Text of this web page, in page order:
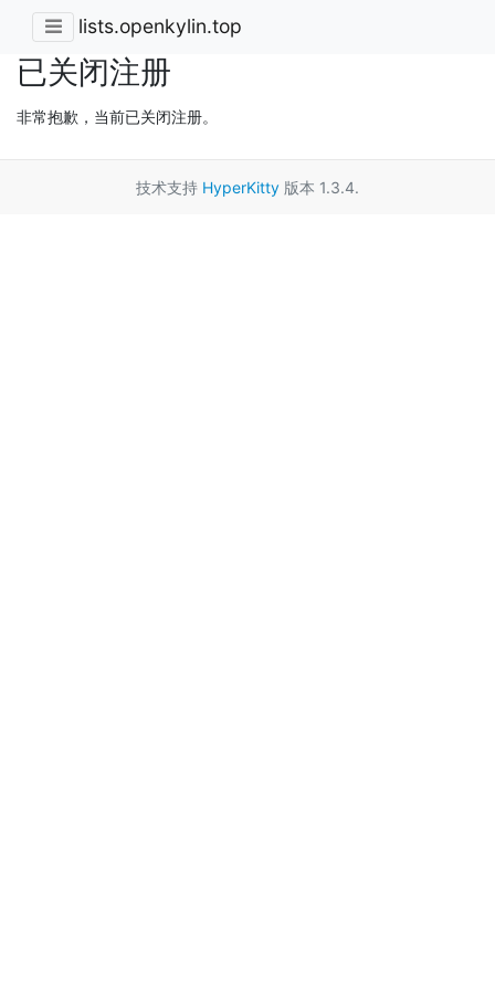
lists.openkylin.top
已关闭注册
非常抱歉，当前已关闭注册。
技术支持 HyperKitty 版本 1.3.4.